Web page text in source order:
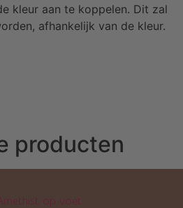
kleur aan te koppelen. Dit zal
afhankelijk van de kleur.
producten
op voet